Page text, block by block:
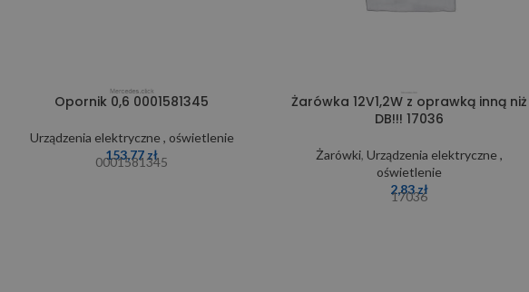
Opornik 0,6 0001581345
Urządzenia elektryczne , oświetlenie
153,77 zł
0001581345
Żarówka 12V1,2W z oprawką inną niż
DB!!! 17036
Żarówki, Urządzenia elektryczne ,
oświetlenie
2,83zł
17036